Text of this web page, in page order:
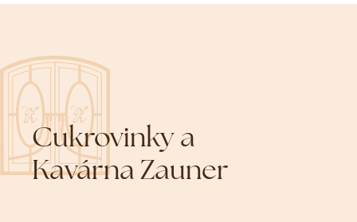
Cukrovinky a
Kavárna Zauner